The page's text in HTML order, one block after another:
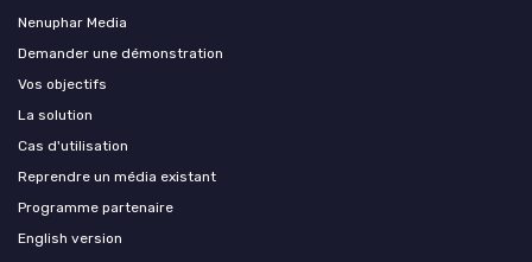
Nenuphar Media
Demander une démonstration
Vos objectifs
La solution
Cas d'utilisation
Reprendre un média existant
Programme partenaire
English version